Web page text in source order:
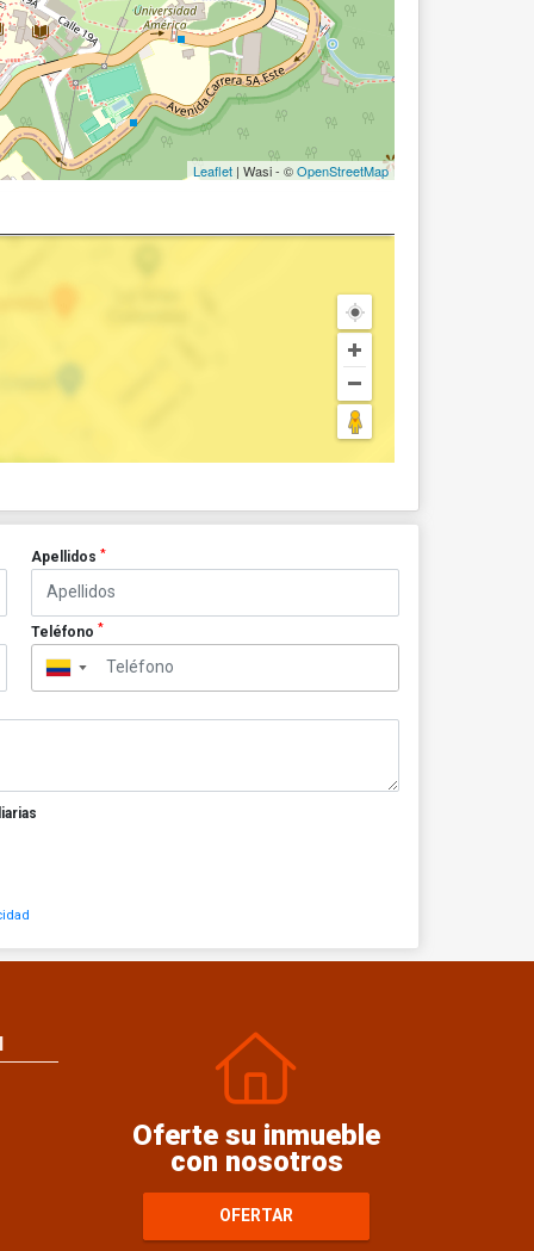
Leaflet | Wasi - ©OpenStreetMap
Apellidos *
Teléfono *
▼
Oferte su inmueble
con nosotros
OFERTAR